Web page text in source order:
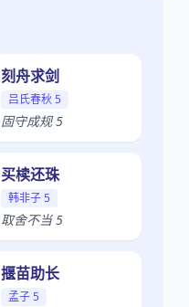
刻舟求剑
吕氏春秋 5
固守成规 5
买椟还珠
韩非子 5
取舍不当 5
揠苗助长
孟子 5